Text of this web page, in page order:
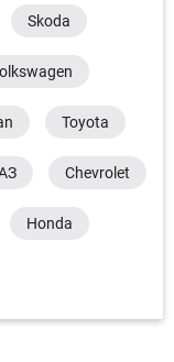
Skoda
Toyota
Chevrolet
Honda